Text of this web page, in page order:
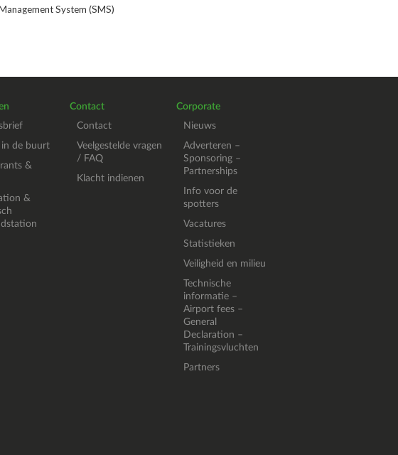
System (SMS)
in de buurt
&
&
Contact
Contact
Veelgestelde vragen
/ FAQ
Klacht indienen
Corporate
Nieuws
Adverteren –
Sponsoring –
Partnerships
Info voor de
spotters
Vacatures
Statistieken
Veiligheid en milieu
Technische
informatie –
Airport fees –
General
Declaration –
Trainingsvluchten
Partners